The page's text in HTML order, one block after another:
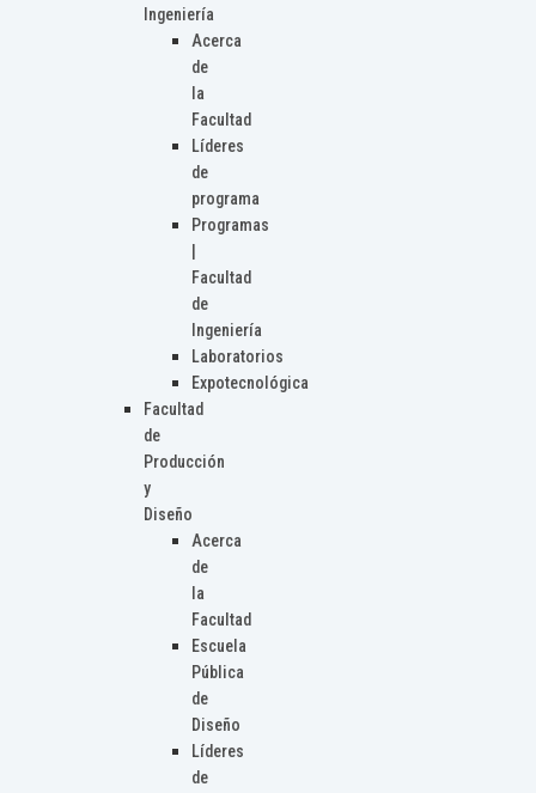
Ingeniería
Acerca
de
la
Facultad
Líderes
de
programa
Programas
Facultad
de
Ingeniería
Laboratorios
Expotecnológica
Facultad
de
Producción
y
Diseño
Acerca
de
la
Facultad
Escuela
Pública
de
Diseño
Líderes
de